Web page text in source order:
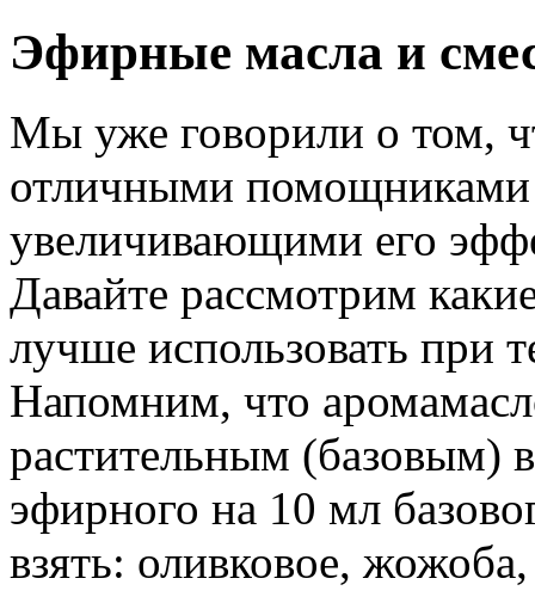
Эфирные масла и
Мы уже говорили о том,
отличными помощниками
увеличивающими его
Давайте рассмотрим
лучше использовать при
Напомним, что
растительным (базовым)
эфирного на 10 мл
взять: оливковое,